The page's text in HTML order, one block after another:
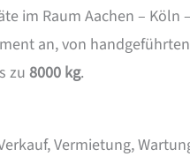
im Raum Aachen – Köln –
an, von
zu 8000 kg.
Vermietung,